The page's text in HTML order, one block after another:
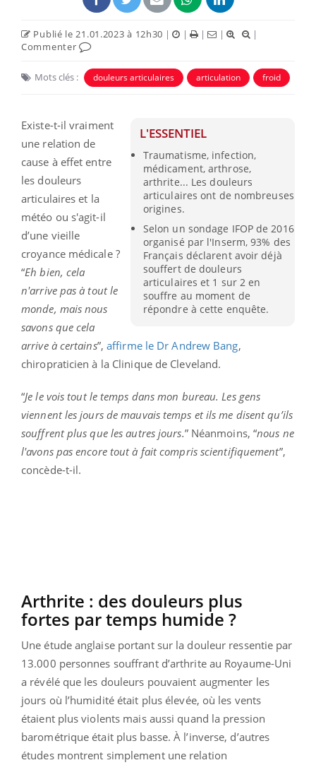
Publié le 21.01.2023 à 12h30 | | | |
|
Commenter
Mots clés : douleurs articulaires articulation froid
L'ESSENTIEL
Traumatisme, infection,
médicament, arthrose,
arthrite... Les douleurs
articulaires ont de nombreuses
origines.
Selon un sondage IFOP de 2016
organisé par l'Inserm, 93% des
Français déclarent avoir déjà
souffert de douleurs
articulaires et 1 sur 2 en
souffre au moment de
répondre à cette enquête.
Existe-t-il vraiment
une relation de
cause à effet entre
les douleurs
articulaires et la
météo ou s'agit-il
d’une vieille
croyance médicale ?
“Eh bien, cela
n'arrive pas à tout le
monde, mais nous
savons que cela
arrive à certains”,affirme le Dr Andrew Bang,
chiropraticien à la Clinique de Cleveland.
“Je le vois tout le temps dans mon bureau. Les gens
viennent les jours de mauvais temps et ils me disent qu’ils
souffrent plus que les autres jours.” Néanmoins, “nous ne
l'avons pas encore tout à fait compris scientifiquement”,
concède-t-il.
Arthrite : des douleurs plus
fortes par temps humide ?
Une étude anglaise portant sur la douleur ressentie par
13.000 personnes souffrant d’arthrite au Royaume-Uni
a révélé que les douleurs pouvaient augmenter les
jours où l’humidité était plus élevée, où les vents
étaient plus violents mais aussi quand la pression
barométrique était plus basse. À l’inverse, d’autres
études montrent simplement une relation